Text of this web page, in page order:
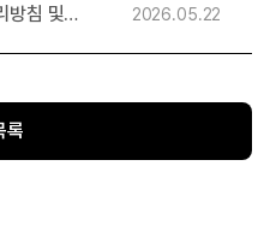
방침 및
2026.05.22
록